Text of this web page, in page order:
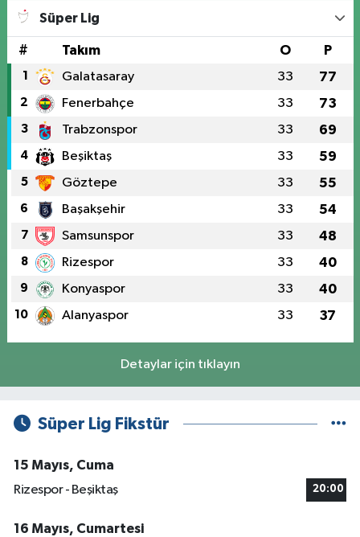
Süper Lig
# Takım O P
1 Galatasaray 33 77
2 Fenerbahçe 33 73
3 Trabzonspor 33 69
4 Beşiktaş 33 59
5 Göztepe 33 55
6 Başakşehir 33 54
7 Samsunspor 33 48
8 Rizespor 33 40
9 Konyaspor 33 40
10 Alanyaspor 33 37
Detaylar için tıklayın
Süper Lig Fikstür
15 Mayıs, Cuma
Rizespor - Beşiktaş
20:00
16 Mayıs, Cumartesi